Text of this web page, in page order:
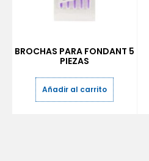
BROCHAS PARA FONDANT 5
PIEZAS
Añadir al carrito